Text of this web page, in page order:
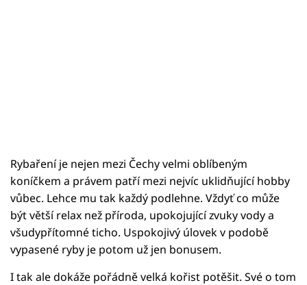
Rybaření je nejen mezi Čechy velmi oblíbeným
koníčkem a právem patří mezi nejvíc uklidňující hobby
vůbec. Lehce mu tak každý podlehne. Vždyť co může
být větší relax než příroda, upokojující zvuky vody a
všudypřítomné ticho. Uspokojivý úlovek v podobě
vypasené ryby je potom už jen bonusem.
I tak ale dokáže pořádně velká kořist potěšit. Své o tom